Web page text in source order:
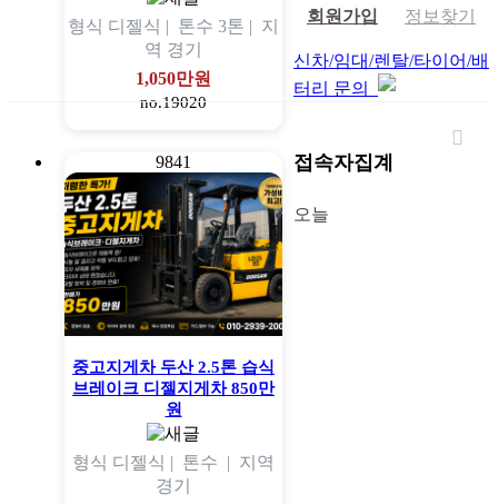
형식 디젤식 | 톤수 3톤 | 지
역 경기
1,050만원
no.19020
9841
중고지게차 두산 2.5톤 습식
브레이크 디젤지게차 850만
원
형식 디젤식 | 톤수 | 지역
경기
회원가입 정보찾기
신차/임대/렌탈/타이어/배
터리 문의
접속자집계
오늘